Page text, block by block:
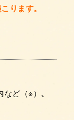
ります。
ど（※） 、